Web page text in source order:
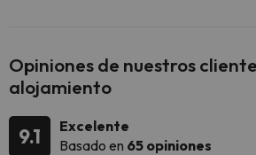
Opiniones de nuestros
alojamiento
9.1
Excelente
Basado en 65 opiniones